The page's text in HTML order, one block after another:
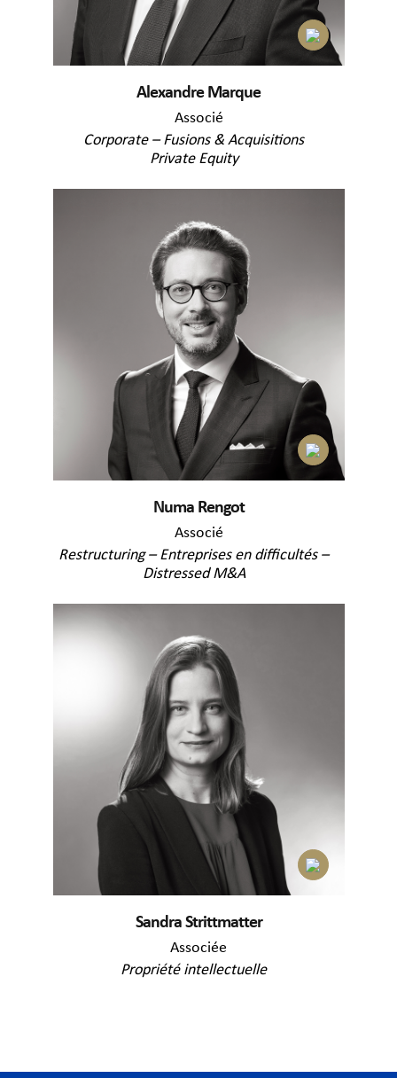
Alexandre Marque
Associé
Corporate – Fusions & Acquisitions
Private Equity
Numa Rengot
Associé
Restructuring – Entreprises en difficultés –
Distressed M&A
Sandra Strittmatter
Associée
Propriété intellectuelle